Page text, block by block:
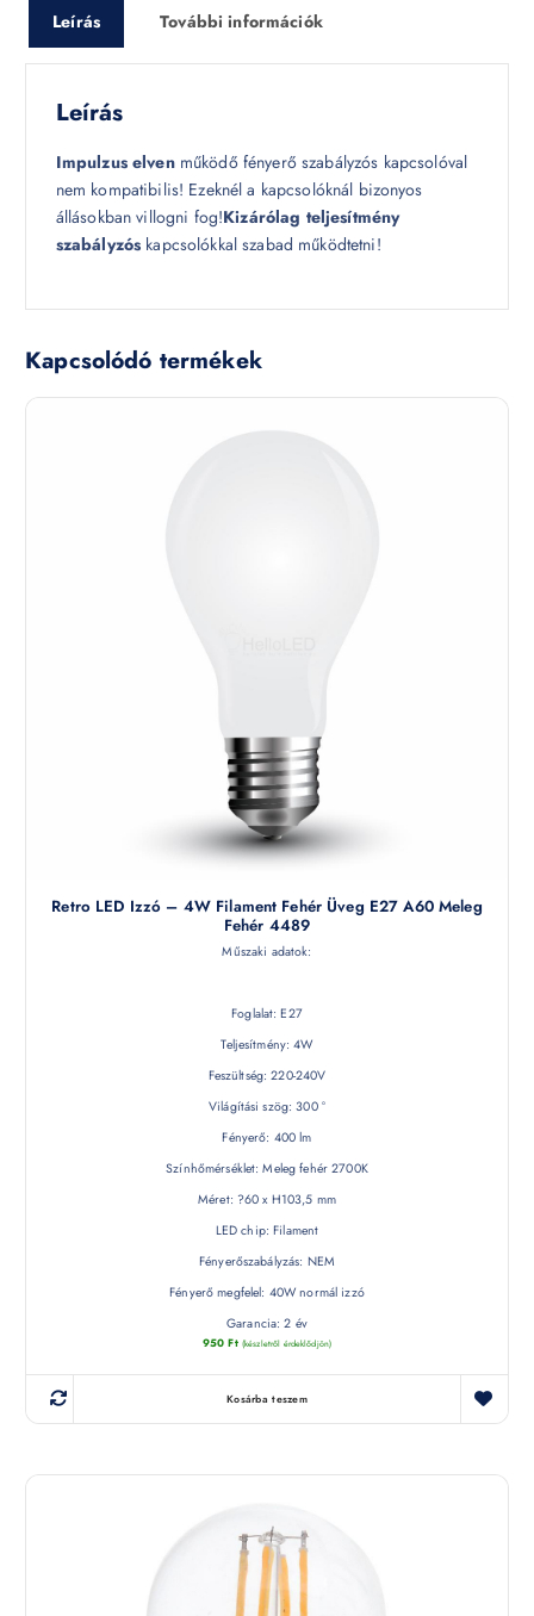
Leírás További információk
Leírás
Impulzus elvenműködő fényerő szabályzós kapcsolóval
nem kompatibilis! Ezeknél a kapcsolóknál bizonyos
állásokban villogni fog!Kizárólag teljesítmény
szabályzós kapcsolókkal szabad működtetni!
Kapcsolódó termékek
Retro LED Izzó – 4W Filament Fehér Üveg E27 A60 Meleg
Fehér 4489
Műszaki adatok:
Foglalat: E27
Teljesítmény: 4W
Feszültség: 220-240V
Világítási szög: 300 °
Fényerő: 400 lm
Színhőmérséklet: Meleg fehér 2700K
Méret: ?60 x H103,5 mm
LED chip: Filament
Fényerőszabályzás: NEM
Fényerő megfelel: 40W normál izzó
Garancia: 2 év
950Ft (készletről érdeklődjön)
Kosárba teszem